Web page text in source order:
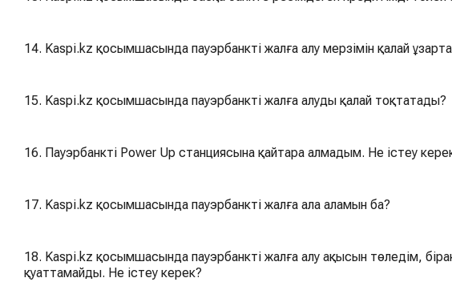
14. Kaspi.kz қосымшасында пауэрбанкті жалға алу мерзімін қалай
15. Kaspi.kz қосымшасында пауэрбанкті жалға алуды қалай тоқтатады?
16. Пауэрбанкті Power Up станциясына қайтара алмадым. Не істеу
17. Kaspi.kz қосымшасында пауэрбанкті жалға ала аламын ба?
18. Kaspi.kz қосымшасында пауэрбанкті жалға алу ақысын төледім,
қуаттамайды. Не істеу керек?